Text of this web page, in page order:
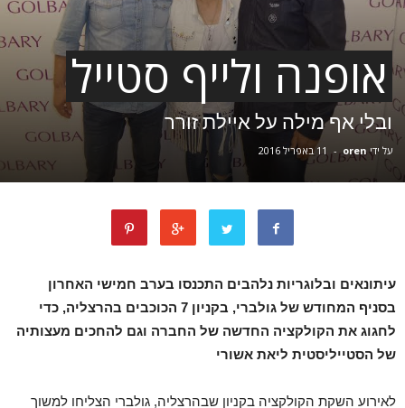
אופנה ולייף סטייל
ובלי אף מילה על איילת זורר
על ידיoren
- 11 באפריל 2016
עיתונאים ובלוגריות נלהבים התכנסו בערב חמישי האחרון
בסניף המחודש של גולברי, בקניון 7 הכוכבים בהרצליה, כדי
לחגוג את הקולקציה החדשה של החברה וגם להחכים מעצותיה
של הסטייליסטית ליאת אשורי
לאירוע השקת הקולקציה בקניון שבהרצליה, גולברי הצליחו למשוך